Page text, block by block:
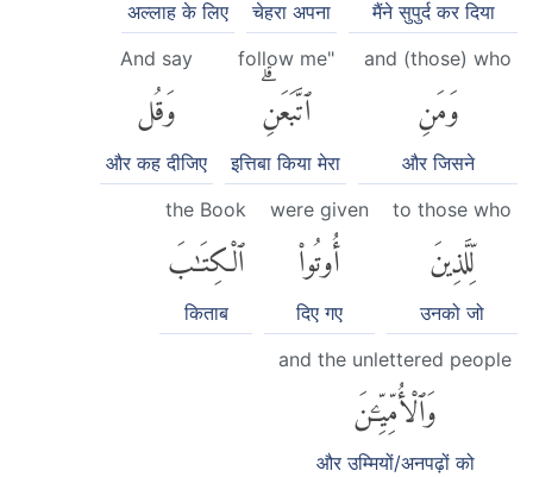
मैंने सुपुर्द कर दिया
चेहरा अपना
अल्लाह के लिए
and (those) who
وَمَنِ
और जिसने
follow me"
ٱتَّبَعَنِۗ
इत्तिबा किया मेरा
And say
وَقُل
और कह दीजिए
to those who
لِّلَّذِينَ
उनको जो
were given
أُوتُوا۟
दिए गए
the Book
ٱلْكِتَٰبَ
किताब
and the unlettered people
وَٱلْأُمِّيِّۦنَ
और उम्मियों/अनपढ़ों को